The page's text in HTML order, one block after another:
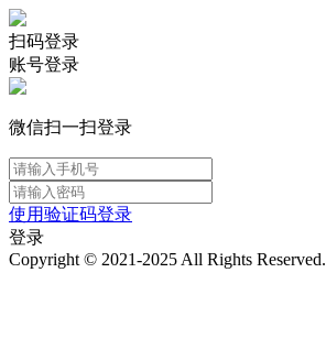
扫码登录
账号登录
微信扫一扫登录
使用验证码登录
登录
Copyright © 2021-2025 All Rights Reserved.